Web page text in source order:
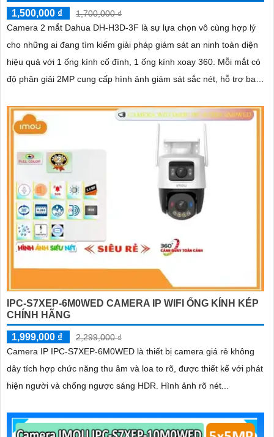
1,500,000 ₫
1,700,000 ₫
Camera 2 mắt Dahua DH-H3D-3F là sự lựa chọn vô cùng hợp lý
cho những ai đang tìm kiếm giải pháp giám sát an ninh toàn diện
hiệu quả với 1 ống kính cố đình, 1 ống kính xoay 360. Mỗi mắt có
độ phân giải 2MP cung cấp hình ảnh giám sát sắc nét, hỗ trợ ban
phát hiện phân biệt người vật độ chính xác cao
IPC-S7XEP-6M0WED CAMERA IP WIFI ỐNG KÍNH KÉP
CHÍNH HÃNG
1,999,000 ₫
2,299,000 ₫
Camera IP IPC-S7XEP-6M0WED là thiết bị camera giá rẻ không
dây tích hợp chức năng thu âm và loa to rõ, được thiết kế với phát
hiện người và chống ngược sáng HDR. Hình ảnh rõ nét...